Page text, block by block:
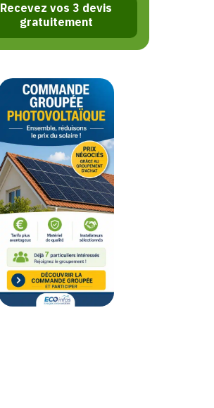
Recevez vos 3 devis
gratuitement